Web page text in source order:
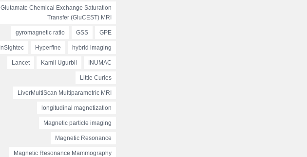
Glutamate Chemical Exchange Saturation
Transfer (GluCEST) MRI
GPE
GSS
gyromagnetic ratio
hybrid imaging
Hyperfine
InSightec
INUMAC
Kamil Ugurbil
Lancet
Little Curies
LiverMultiScan Multiparametric MRI
longitudinal magnetization
Magnetic particle imaging
Magnetic Resonance
Magnetic Resonance Mammography